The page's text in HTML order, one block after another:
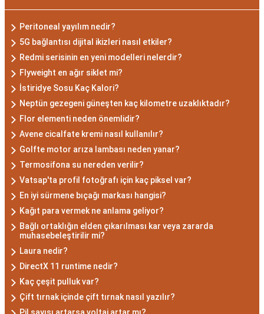
dönemde doğan bireyler genellikle gizemli ve derin
düşünce yapısına sahiptir. Akrep burcunun temel
özellikleri arasında kararlılık, cesaret ve tutku
bulunur. Akrepler, hedeflerine ulaşmak için
kararlılıkla çalışan bireylerdir. Aynı zamanda,
zekalarını ve keskin gözlem yeteneklerini
kullanarak çözüm odaklıdırlar.
Akrep Burcu Erkeği
Özellikleri: Güçlü ve
Karizmatik
Akrep burcu erkeği, genellikle güçlü bir karaktere
ve derin bir içsel güce sahiptir. Karizmatik ve
etkileyici kişilikleriyle dikkat çekerler. Akrep burcu
erkekleri, duygusal derinlikleri ve tutkulu
yaklaşımlarıyla ilişkilerde derin bağlar kurabilirler.
Ancak, bazen kıskançlık eğilimleri de
gösterebilirler.
Peritoneal yayılım nedir?
5G bağlantısı dijital ikizleri nasıl etkiler?
Redmi serisinin en yeni modelleri nelerdir?
Flyweight en ağır siklet mi?
İstiridye Sosu Kaç Kalori?
Neptün gezegeni güneşten kaç kilometre uzaklıktadır?
Flor elementi neden önemlidir?
Avene cicalfate kremi nasıl kullanılır?
Golfte motor arıza lambası neden yanar?
Termosifona su nereden verilir?
Vatsap'ta profil fotoğrafı için kaç piksel var?
En iyi sürmene bıçağı markası hangisi?
Kağıt para vermek ne anlama geliyor?
Bağlı ortaklığın elden çıkarılması kar veya zararda
muhasebeleştirilir mi?
Laura nedir?
DirectX 11 runtime nedir?
Kaç çeşit pulluk var?
Çift tırnak içinde çift tırnak nasıl yazılır?